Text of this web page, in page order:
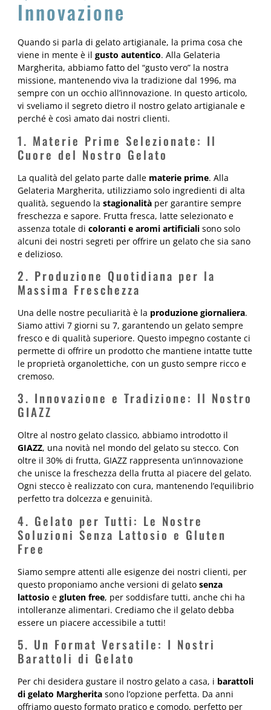
Innovazione
Quando si parla di gelato artigianale, la prima cosa che
viene in mente è il gusto autentico. Alla Gelateria
Margherita, abbiamo fatto del “gusto vero” la nostra
missione, mantenendo viva la tradizione dal 1996, ma
sempre con un occhio all’innovazione. In questo articolo,
vi sveliamo il segreto dietro il nostro gelato artigianale e
perché è così amato dai nostri clienti.
1. Materie Prime Selezionate: Il
Cuore del Nostro Gelato
La qualità del gelato parte dalle materie prime. Alla
Gelateria Margherita, utilizziamo solo ingredienti di alta
qualità, seguendo la stagionalitàper garantire sempre
freschezza e sapore. Frutta fresca, latte selezionato e
assenza totale di coloranti e aromi artificialisono solo
alcuni dei nostri segreti per offrire un gelato che sia sano
e delizioso.
2. Produzione Quotidiana per la
Massima Freschezza
Una delle nostre peculiarità è la produzione giornaliera.
Siamo attivi 7 giorni su 7, garantendo un gelato sempre
fresco e di qualità superiore. Questo impegno costante ci
permette di offrire un prodotto che mantiene intatte tutte
le proprietà organolettiche, con un gusto sempre ricco e
cremoso.
3. Innovazione e Tradizione: Il Nostro
GIAZZ
Oltre al nostro gelato classico, abbiamo introdotto il
GIAZZ, una novità nel mondo del gelato su stecco. Con
oltre il 30% di frutta, GIAZZ rappresenta un’innovazione
che unisce la freschezza della frutta al piacere del gelato.
Ogni stecco è realizzato con cura, mantenendo l’equilibrio
perfetto tra dolcezza e genuinità.
4. Gelato per Tutti: Le Nostre
Soluzioni Senza Lattosio e Gluten
Free
Siamo sempre attenti alle esigenze dei nostri clienti, per
questo proponiamo anche versioni di gelato senza
lattosio e gluten free, per soddisfare tutti, anche chi ha
intolleranze alimentari. Crediamo che il gelato debba
essere un piacere accessibile a tutti!
5. Un Format Versatile: I Nostri
Barattoli di Gelato
Per chi desidera gustare il nostro gelato a casa, i barattoli
di gelato Margheritasono l’opzione perfetta. Da anni
offriamo questo formato pratico e comodo, perfetto per